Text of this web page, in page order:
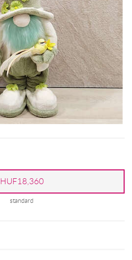
HUF18,360
standard